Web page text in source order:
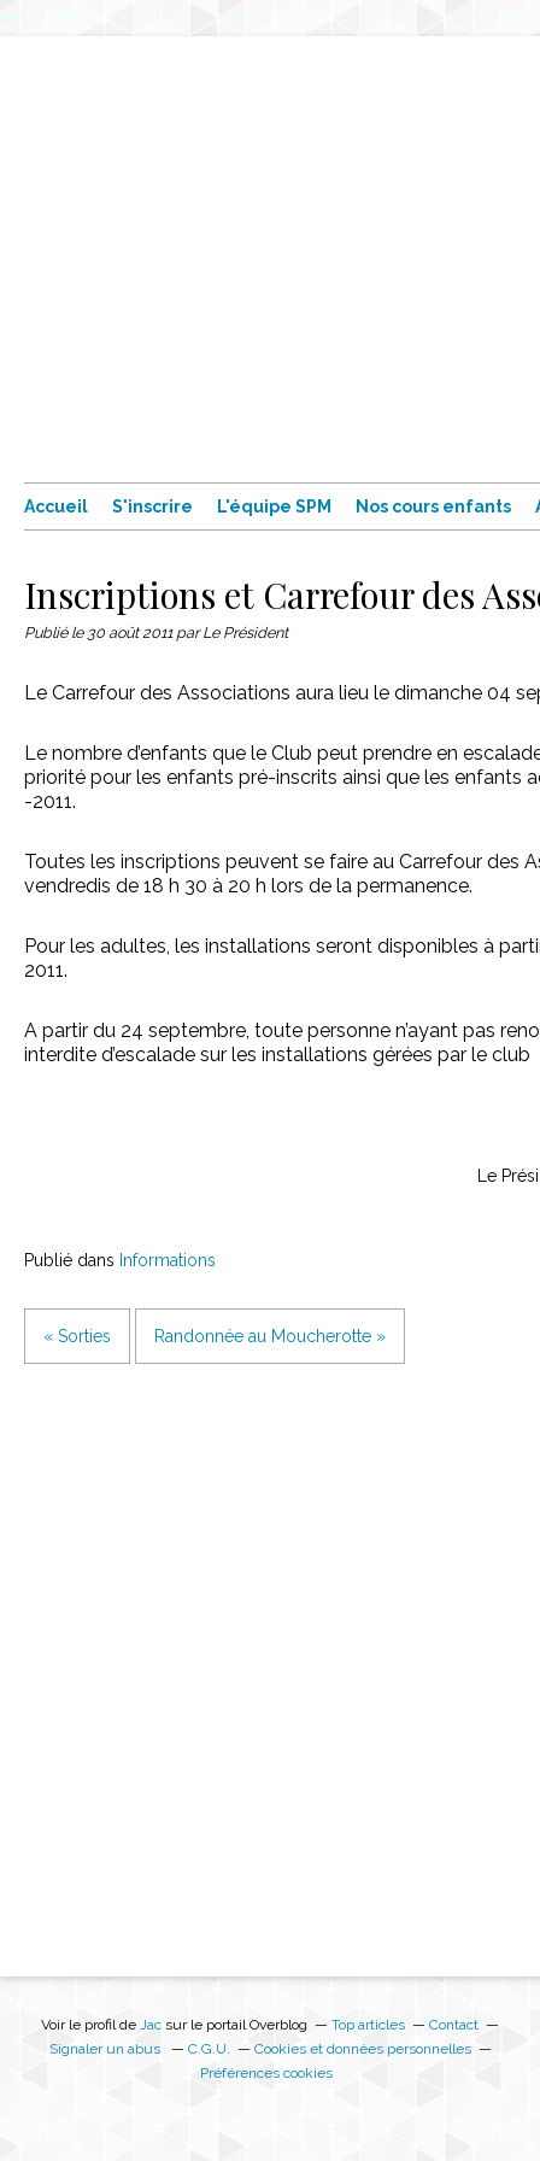
Accueil S'inscrire L'équipe SPM Nos cours enfants
Inscriptions et Carrefour des
Publié le 30 août 2011 par Le Président
Le Carrefour des Associations aura lieu le dimanche 04
Le nombre d’enfants que le Club peut prendre en
priorité pour les enfants pré-inscrits ainsi que les enfants
-2011.
Toutes les inscriptions peuvent se faire au Carrefour des
vendredis de 18 h 30 à 20 h lors de la permanence.
Pour les adultes, les installations seront disponibles à
2011.
A partir du 24 septembre, toute personne n’ayant pas
interdite d’escalade sur les installations gérées par le club
Le
Publié dans Informations
« Sorties Randonnée au Moucherotte »
Voir le profil de Jac sur le portail Overblog Top articles
Contact
Signaler un abus
C.G.U.
Cookies et données personnelles
Préférences cookies